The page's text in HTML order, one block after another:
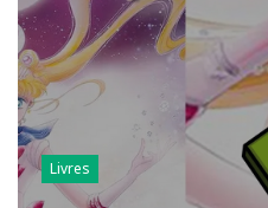
Livres